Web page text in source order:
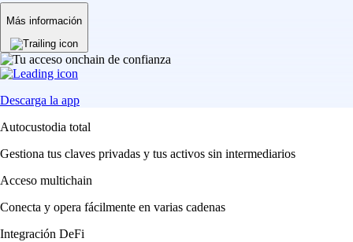
Más información
Descarga la app
Autocustodia total
Gestiona tus claves privadas y tus activos sin intermediarios
Acceso multichain
Conecta y opera fácilmente en varias cadenas
Integración DeFi